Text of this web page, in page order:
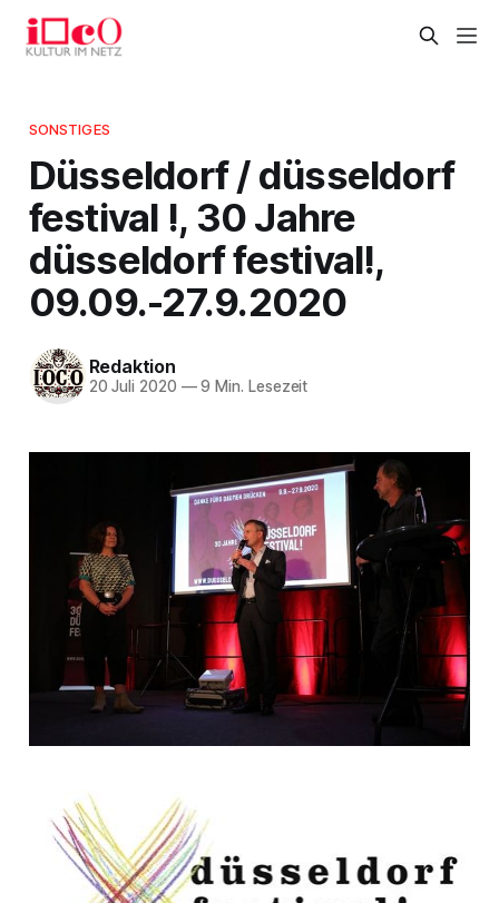
SONSTIGES
Düsseldorf / düsseldorf
festival !, 30 Jahre
düsseldorf festival!,
09.09.-27.9.2020
Redaktion
20 Juli 2020 —9 Min. Lesezeit